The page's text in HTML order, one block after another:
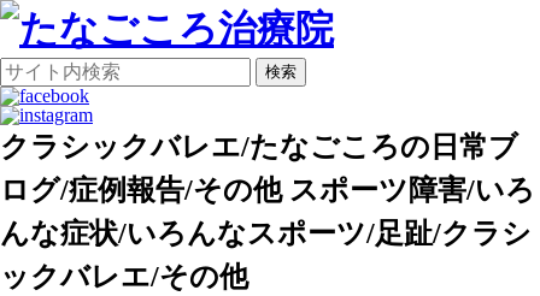
検索
クラシックバレエ/たなごころの日常ブ
ログ/症例報告/その他 スポーツ障害/いろ
んな症状/いろんなスポーツ/足趾/クラシ
ックバレエ/その他